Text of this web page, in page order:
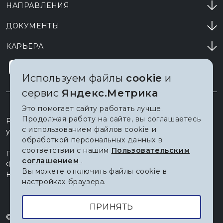
НАПРАВЛЕНИЯ
ДОКУМЕНТЫ
КАРЬЕРА
Россия, 628011, Ханты-Мансийск
ул. Мира, д. 151
Приемная
+7 (3467) 360-100
Факс
E-mail
OFFICE@URIIT.RU
© 2002–2026«Югорский научно–исследовательский
Используем файлы cookie и
сервис Яндекс.Метрика
Это помогает сайту работать лучше.
Продолжая работу на сайте, вы соглашаетесь
с использованием файлов cookie и
обработкой персональных данных в
соответствии с нашим Пользовательским
соглашением .
Вы можете отключить файлы cookie в
настройках браузера.
ПРИНЯТЬ